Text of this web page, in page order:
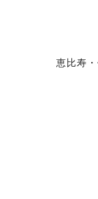
恵比寿